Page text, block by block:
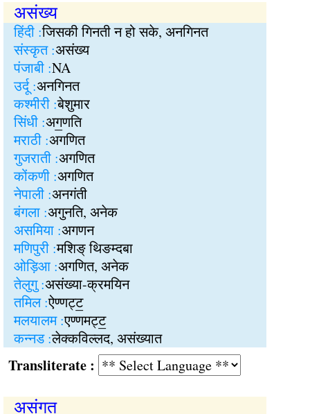
असंख्य
हिंदी :जिसकी गिनती न हो सके, अनगिनत
संस्कृत :असंख्य
पंजाबी :NA
उर्दू :अनगिनत
कश्मीरी :बेशुमार
सिंधी :अग॒णति
मराठी :अगणित
गुजराती :अगणित
कोंकणी :अगणित
नेपाली :अनगंती
बंगला :अगुनति, अनेक
असमिया :अगणन
मणिपुरी :मशिङ् थिङम्दबा
ओड़िआ :अगणित, अनेक
तेलुगु :असंख्या-क्रमयिन
तमिल :ऐण्णट्‍ट॒
मलयालम :एण्णमट्‍ट॒
कन्नड :लेक्कविल्लद, असंख्यात
:
असंगत